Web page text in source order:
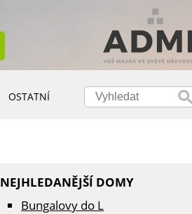
OSTATNÍ
NEJHLEDANĚJŠÍ DOMY
Bungalovy do L